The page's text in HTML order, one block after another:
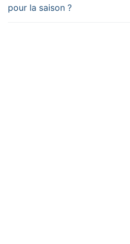
pour la saison ?